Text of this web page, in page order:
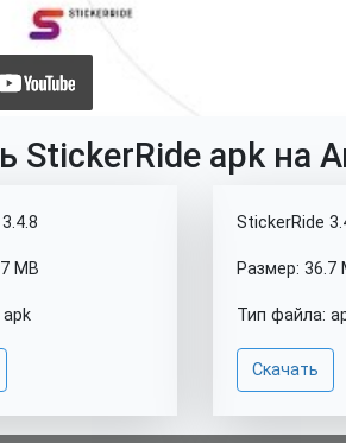
StickerRide apk на
MB
StickerRide
Размер: 36.7
Тип файла:
Скачать